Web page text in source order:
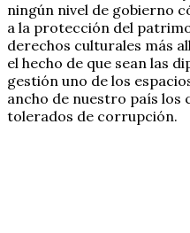
ningún nivel de gobierno
a la protección del
derechos culturales más
el hecho de que sean las
gestión uno de los
ancho de nuestro país los
tolerados de corrupción.